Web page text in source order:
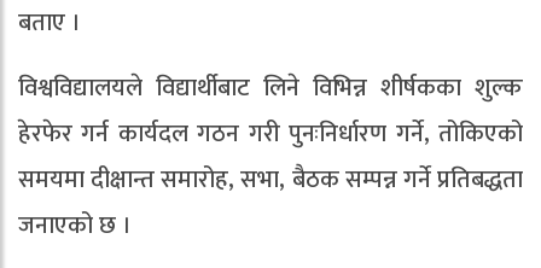
बताए ।
विश्वविद्यालयले विद्यार्थीबाट लिने विभिन्न शीर्षकका शुल्क
हेरफेर गर्न कार्यदल गठन गरी पुनःनिर्धारण गर्ने, तोकिएको
समयमा दीक्षान्त समारोह, सभा, बैठक सम्पन्न गर्ने प्रतिबद्धता
जनाएको छ ।